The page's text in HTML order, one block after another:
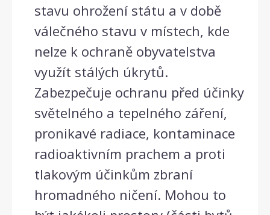
stavu ohrožení státu a v době
válečného stavu v místech, kde
nelze k ochraně obyvatelstva
využít stálých úkrytů.
Zabezpečuje ochranu před účinky
světelného a tepelného záření,
pronikavé radiace, kontaminace
radioaktivním prachem a proti
tlakovým účinkům zbraní
hromadného ničení. Mohou to